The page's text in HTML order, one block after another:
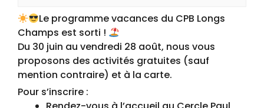
Le programme vacances du CPB Longs
Champs est sorti !
Du 30 juin au vendredi 28 août, nous vous
proposons des activités gratuites (sauf
mention contraire) et à la carte.
Pour s’inscrire :